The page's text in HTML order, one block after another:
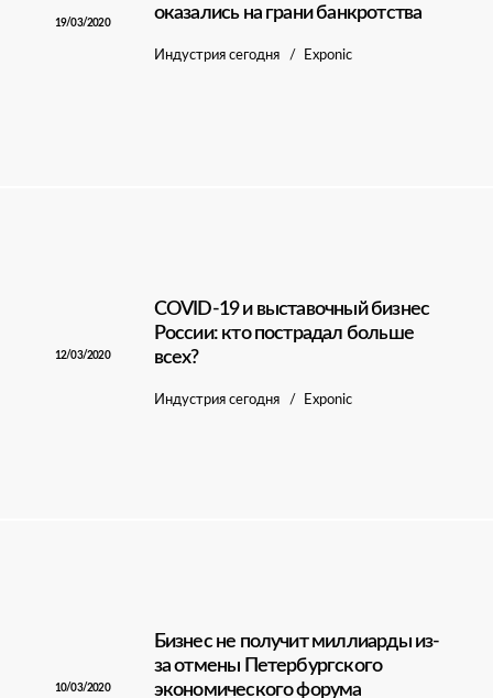
19/03/2020
оказались на грани банкротства
Индустрия сегодня Exponic
12/03/2020
COVID-19 и выставочный бизнес
России: кто пострадал больше
всех?
Индустрия сегодня Exponic
10/03/2020
Бизнес не получит миллиарды из-
за отмены Петербургского
экономического форума